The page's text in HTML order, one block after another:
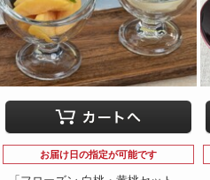
お届け日の指定が可能です